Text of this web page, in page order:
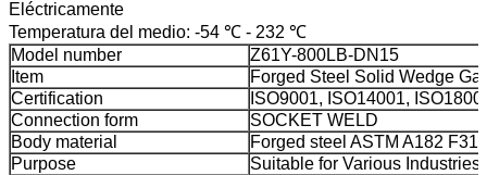
Eléctricamente
Temperatura del medio: -54 ℃ - 232 ℃
Model number
Z61Y-800LB-DN15
Item
Forged Steel Solid Wedge
Certification
ISO9001, ISO14001,
Connection form
SOCKET WELD
Body material
Forged steel ASTM A182 F316
Purpose
Suitable for Various Industries